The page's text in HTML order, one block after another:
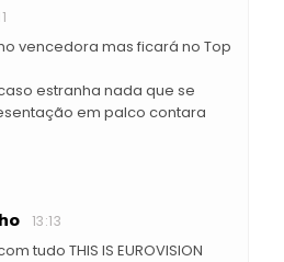
vencedora mas ficará no Top
estranha nada que se
em palco contara
13:13
tudo THIS IS EUROVISION